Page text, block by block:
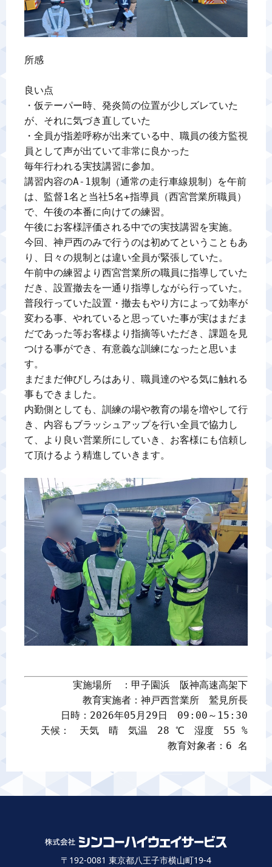
所感
良い点
・仮テーパー時、発炎筒の位置が少しズレていた
が、それに気づき直していた
・全員が指差呼称が出来ている中、職員の後方監視
毎年行われる実技講習に参加。
講習内容のA-1規制（通常の走行車線規制）を午前
は、監督1名と当社5名+指導員（西宮営業所職員）
で、午後の本番に向けての練習。
午後にお客様評価される中での実技講習を実施。
今回、神戸西のみで行うのは初めてということもあ
り、日々の規制とは違い全員が緊張していた。
午前中の練習より西宮営業所の職員に指導していた
だき、設置撤去を一通り指導しながら行っていた。
普段行っていた設置・撤去もやり方によって効率が
変わる事、やれていると思っていた事が実はまだま
だであった等お客様より指摘等いただき、課題を見
つける事ができ、有意義な訓練になったと思いま
す。
まだまだ伸びしろはあり、職員達のやる気に触れる
事もできました。
内勤側としても、訓練の場や教育の場を増やして行
き、内容もブラッシュアップを行い全員で協力し
て、より良い営業所にしていき、お客様にも信頼し
て頂けるよう精進していきます。
実施場所　：甲子園浜　阪神高速高架下
教育実施者：神戸西営業所　鷲見所長
日時：2026年05月29日　09:00～15:30
天候：　天気　晴　気温　28 ℃　湿度　55 %
教育対象者：6 名
〒192-0081 東京都八王子市横山町19-4